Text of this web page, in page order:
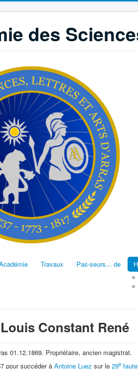
des
Travaux Pas-seurs... de
Constant René
01.12.1869. Propriétaire, ancien magistrat.
pour succéder à Antoine Luez sur le 29e